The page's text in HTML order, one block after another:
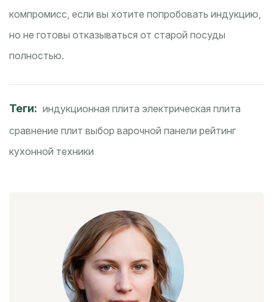
компромисс, если вы хотите попробовать индукцию,
но не готовы отказываться от старой посуды
полностью.
Теги: индукционная плита электрическая плита
сравнение плит выбор варочной панели рейтинг
кухонной техники